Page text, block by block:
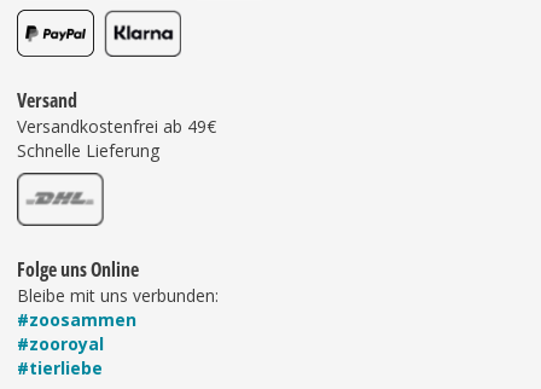
Versand
Versandkostenfrei ab 49€
Schnelle Lieferung
Folge uns Online
Bleibe mit uns verbunden:
#zoosammen
#zooroyal
#tierliebe